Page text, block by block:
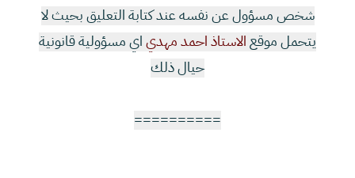
شخص مسؤول عن نفسه عند كتابة التعليق بحيث لا
يتحمل موقعالاستاذ احمد مهدياي مسؤولية قانونية
حيال ذلك
==========